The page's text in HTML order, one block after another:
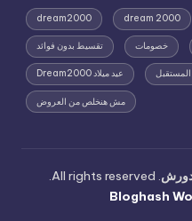
dream2000 dream 2000
تقسيط بدون فوائد خصومات
عيد ميلاد Dream2000
مش هنخلص من العروض
. All rights reserved.
Bloghash